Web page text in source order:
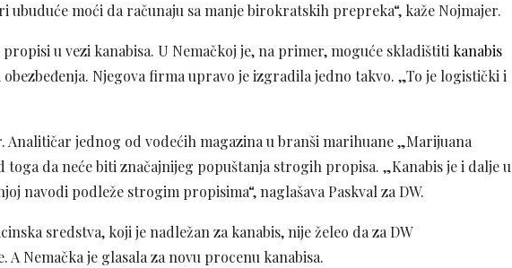
moći da računaju sa manje birokratskih prepreka“, kaže Nojmajer.
u vezi kanabisa. U Nemačkoj je, na primer, moguće skladištiti kanabis
obezbeđenja. Njegova firma upravo je izgradila jedno takvo. „To je logistički i
Analitičar jednog od vodećih magazina u branši marihuane „Marijuana
toga da neće biti značajnijeg popuštanja strogih propisa. „Kanabis je i dalje u
navodi podleže strogim propisima“, naglašava Paskval za DW.
sredstva, koji je nadležan za kanabis, nije želeo da za DW
Nemačka je glasala za novu procenu kanabisa.